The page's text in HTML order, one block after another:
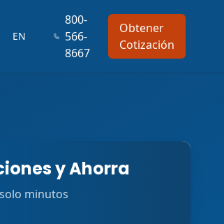
EN
800-
566-
8667
Obtener
Cotización
y Ahorra
minutos